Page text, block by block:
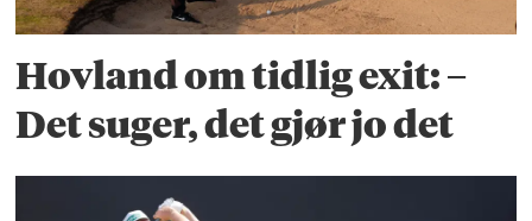
Hovland om tidlig exit: –
Det suger, det gjør jo det